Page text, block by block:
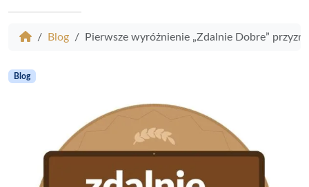
Blog Pierwsze wyróżnienie „Zdalnie Dobre”
Blog